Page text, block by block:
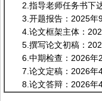
2.指导老师任务书下
3.开题报告：2025年
4.论文框架主体：
5.撰写论文初稿：
6.中期检查：2026年
7.论文定稿：2026年
8.论文答辩：2026年